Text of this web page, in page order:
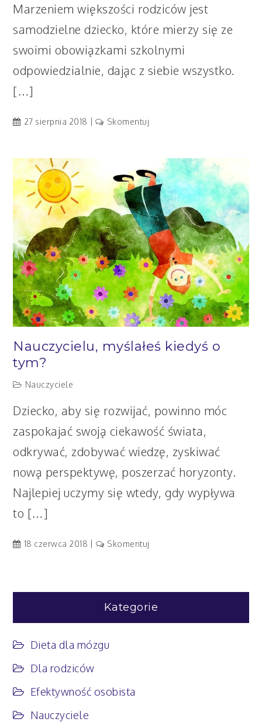
Marzeniem większości rodziców jest
samodzielne dziecko, które mierzy się ze
swoimi obowiązkami szkolnymi
odpowiedzialnie, dając z siebie wszystko.
[…]
27 sierpnia 2018 Skomentuj
wejść
w
rok
szkolny?
Nauczycielu, myślałeś kiedyś o
tym?
Nauczyciele
Dziecko, aby się rozwijać, powinno móc
zaspokajać swoją ciekawość świata,
odkrywać, zdobywać wiedzę, zyskiwać
nową perspektywę, poszerzać horyzonty.
Najlepiej uczymy się wtedy, gdy wypływa
to […]
18 czerwca 2018 Skomentuj
tym?
Kategorie
Dieta dla mózgu
Dla rodziców
Efektywność osobista
Nauczyciele